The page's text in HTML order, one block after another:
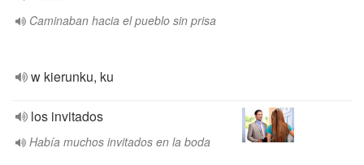
Caminaban hacia el pueblo sin prisa
w kierunku, ku
los invitados
Había muchos invitados en la boda